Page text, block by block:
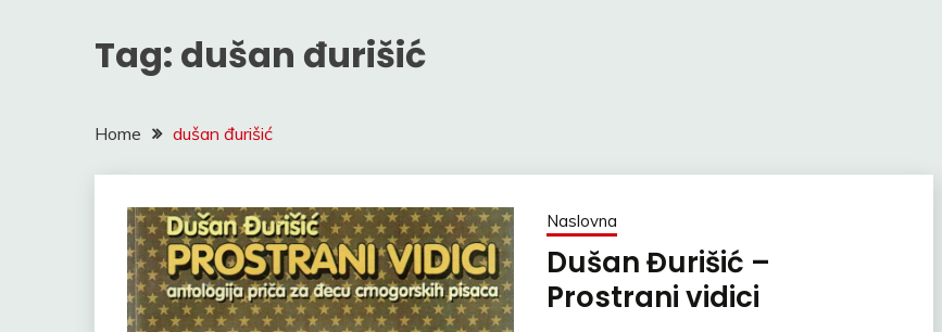
Tag: dušan đurišić
Home dušan đurišić
Naslovna
Dušan Đurišić –
Prostrani vidici